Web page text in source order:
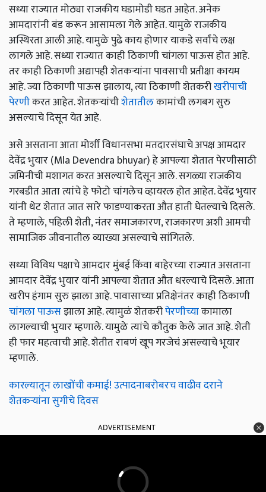
सध्या राज्यात मोठ्या राजकीय घडामोडी घडत आहेत. अनेक
आमदारांनी बंड करून आसामला गेले आहेत. यामुळे राजकीय
अस्थिरता आली आहे. यामुळे पुढे काय होणार याकडे सर्वांचे लक्ष
लागले आहे. सध्या राज्यात काही ठिकाणी चांगला पाऊस होत आहे.
तर काही ठिकाणी अद्यापही शेतकऱ्यांना पावसाची प्रतीक्षा कायम
आहे. ज्या ठिकाणी पाऊस झालाय, त्या ठिकाणी शेतकरीखरीपाची
पेरणीकरत आहेत. शेतकऱ्यांचीशेतातीलकामांची लगबग सुरु
असल्याचे दिसून येत आहे.
असे असताना आता मोर्शी विधानसभा मतदारसंघाचे अपक्ष आमदार
देवेंद्र भुयार (Mla Devendra bhuyar) हे आपल्या शेतात पेरणीसाठी
जमिनीची मशागत करत असल्याचे दिसून आले. सगळ्या राजकीय
गरबडीत आता त्यांचे हे फोटो चांगलेच व्हायरल होत आहेत. देवेंद्र भुयार
यांनी थेट शेतात जात सारे फाडण्याकरता औत हाती घेतल्याचे दिसले.
ते म्हणाले, पहिली शेती, नंतर समाजकारण, राजकारण अशी आमची
सामाजिक जीवनातील व्याख्या असल्याचे सांगितले.
सध्या विविध पक्षाचे आमदार मुंबई किंवा बाहेरच्या राज्यात असताना
आमदार देवेंद्र भुयार यांनी आपल्या शेतात औत धरल्याचे दिसले. आता
खरीप हंगाम सुरु झाला आहे. पावासाच्या प्रतिक्षेनंतर काही ठिकाणी
चांगला पाऊसझाला आहे. त्यामुळं शेतकरीपेरणीच्याकामाला
लागल्याची भुयार म्हणाले. यामुळे त्यांचे कौतुक केले जात आहे. शेती
ही फार महत्वाची आहे. शेतीत राबणं खूप गरजेचं असल्याचे भूयार
म्हणाले.
कारल्यातून लाखोंची कमाई! उत्पादनाबरोबरच वाढीव दराने
शेतकऱ्यांना सुगीचे दिवस
ADVERTISEMENT